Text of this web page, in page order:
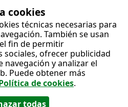
cookies
técnicas necesarias para
También se usan
fin de permitir
sociales, ofrecer publicidad
navegación y analizar el
Puede obtener más
de cookies.